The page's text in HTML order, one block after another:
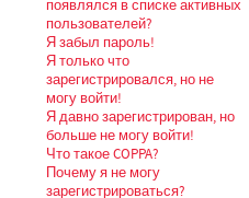
появлялся в списке активных
пользователей?
Я забыл пароль!
Я только что
зарегистрировался, но не
могу войти!
Я давно зарегистрирован, но
больше не могу войти!
Что такое COPPA?
Почему я не могу
зарегистрироваться?